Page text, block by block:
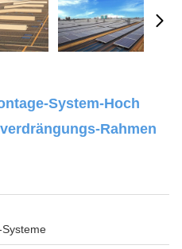
System-Hoch
Rahmen